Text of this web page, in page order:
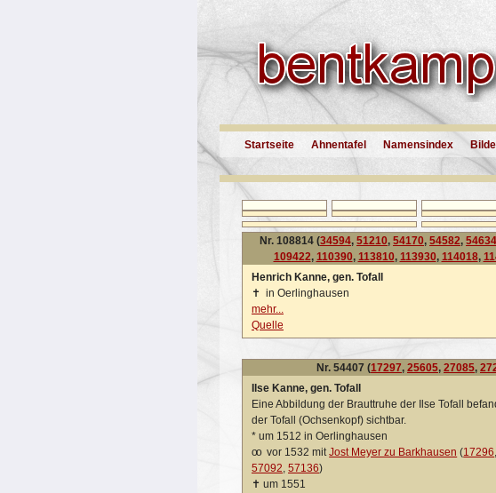
Startseite Ahnentafel Namensindex
Nr. 108814 (34594, 51210, 54170, 54582, 54634
109422, 110390, 113810, 113930, 114018,
Henrich Kanne, gen. Tofall
✝ in Oerlinghausen
mehr...
Quelle
Nr. 54407 (17297, 25605, 27085,
Ilse Kanne, gen. Tofall
Eine Abbildung der Brauttruhe der Ilse Tofall
der Tofall (Ochsenkopf) sichtbar.
* um 1512 in Oerlinghausen
oo vor 1532 mitJost Meyer zu Barkhausen (17296
57092, 57136)
✝ um 1551